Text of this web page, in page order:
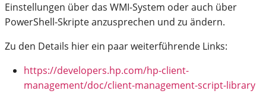
Einstellungen über das WMI-System oder auch über
PowerShell-Skripte anzusprechen und zu ändern.
Zu den Details hier ein paar weiterführende Links:
https://developers.hp.com/hp-client-
management/doc/client-management-script-library